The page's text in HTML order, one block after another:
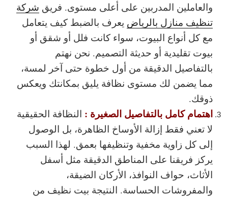
والعاملين المدربين على أعلى مستوى. فريق شركة
تنظيف منازل بالرياض يعرف بالضبط كيف يتعامل
مع كل أنواع البيوت، سواء كانت فلل أو شقق أو
بيوت تقليدية أو حديثة التصميم. نحن نهتم
بالتفاصيل الدقيقة من أول خطوة حتى آخر لمسة،
مما يضمن لك مستوى نظافة يليق بمكانتك ويعكس
ذوقك.
اهتمام كامل بالتفاصيل الصغيرة : النظافة الحقيقية
لا تعني فقط إزالة الأوساخ الظاهرة، بل الوصول
إلى كل زاوية مخفية وتنظيفها بعمق. لهذا السبب
يركز فريقنا على المناطق الدقيقة مثل أسفل
الأثاث، حواف النوافذ، الأركان الضيقة،
والمفروشات الحساسة. النتيجة بيت نظيف من